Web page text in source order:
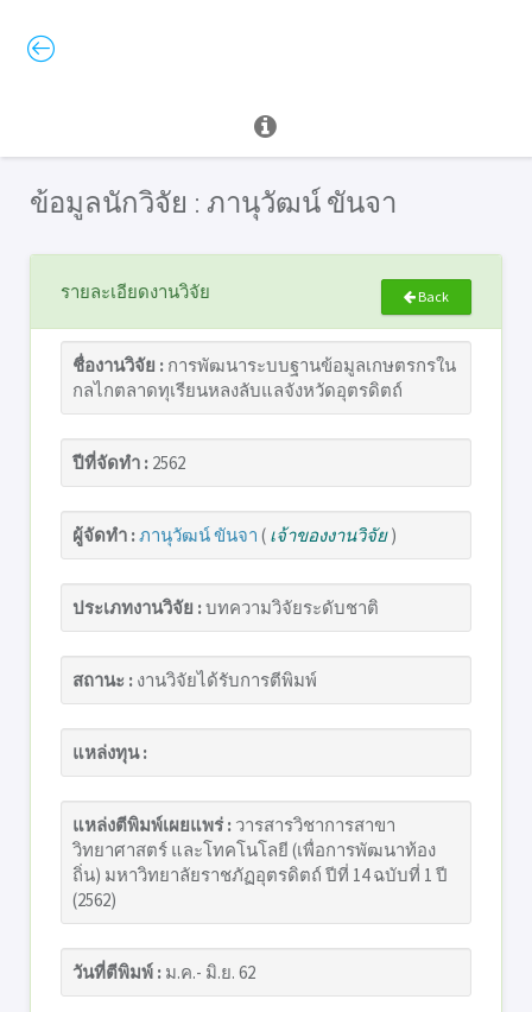
ข้อมูลนักวิจัย : ภานุวัฒน์ ขันจา
รายละเอียดงานวิจัย Back
ชื่องานวิจัย : การพัฒนาระบบฐานข้อมูลเกษตรกรใน
กลไกตลาดทุเรียนหลงลับแลจังหวัดอุตรดิตถ์
ปีที่จัดทำ : 2562
ผู้จัดทำ :ภานุวัฒน์ ขันจา ( เจ้าของงานวิจัย)
ประเภทงานวิจัย :บทความวิจัยระดับชาติ
สถานะ : งานวิจัยได้รับการตีพิมพ์
แหล่งทุน :
แหล่งตีพิมพ์เผยแพร่ : วารสารวิชาการสาขา
วิทยาศาสตร์ และโทคโนโลยี (เพื่อการพัฒนาท้อง
ถิ่น) มหาวิทยาลัยราชภัฏอุตรดิตถ์ ปีที่ 14 ฉบับที่ 1 ปี
(2562)
วันที่ตีพิมพ์ : ม.ค.- มิ.ย. 62